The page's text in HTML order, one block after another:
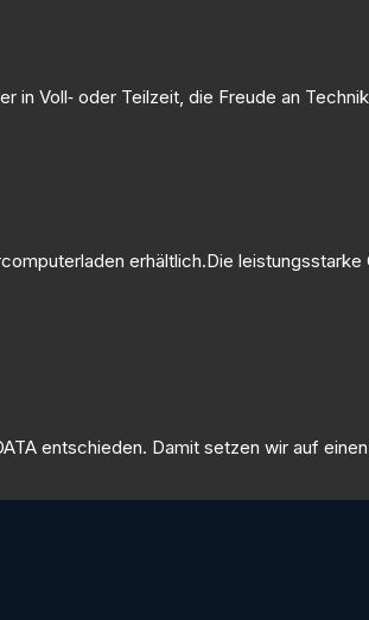
in Voll‑ oder Teilzeit, die Freude an
erhältlich.Die
entschieden. Damit setzen wir auf